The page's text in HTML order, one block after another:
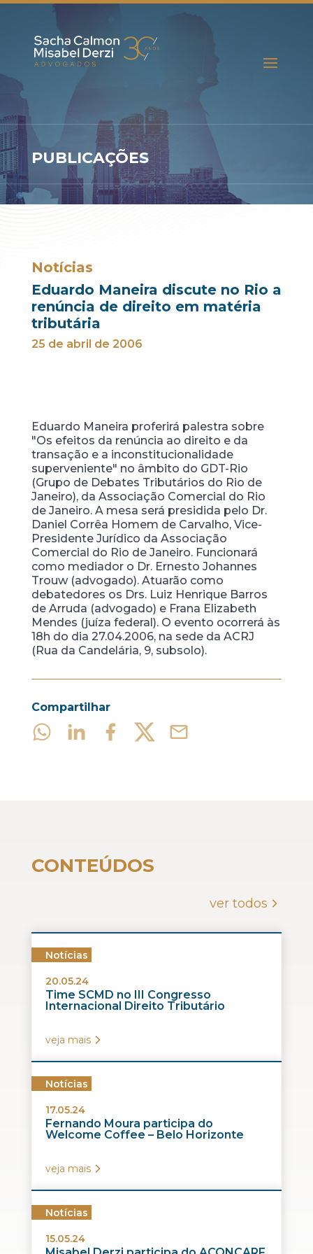
PUBLICAÇÕES
Notícias
Eduardo Maneira discute no Rio a
renúncia de direito em matéria
tributária
25 de abril de 2006
Eduardo Maneira proferirá palestra sobre
"Os efeitos da renúncia ao direito e da
transação e a inconstitucionalidade
superveniente" no âmbito do GDT-Rio
(Grupo de Debates Tributários do Rio de
Janeiro), da Associação Comercial do Rio
de Janeiro. A mesa será presidida pelo Dr.
Daniel Corrêa Homem de Carvalho, Vice-
Presidente Jurídico da Associação
Comercial do Rio de Janeiro. Funcionará
como mediador o Dr. Ernesto Johannes
Trouw (advogado). Atuarão como
debatedores os Drs. Luiz Henrique Barros
de Arruda (advogado) e Frana Elizabeth
Mendes (juíza federal). O evento ocorrerá às
18h do dia 27.04.2006, na sede da ACRJ
(Rua da Candelária, 9, subsolo).
Compartilhar
CONTEÚDOS
ver todos
Notícias
20.05.24
Time SCMD no III Congresso
Internacional Direito Tributário
veja mais
Notícias
17.05.24
Fernando Moura participa do
Welcome Coffee – Belo Horizonte
veja mais
Notícias
15.05.24